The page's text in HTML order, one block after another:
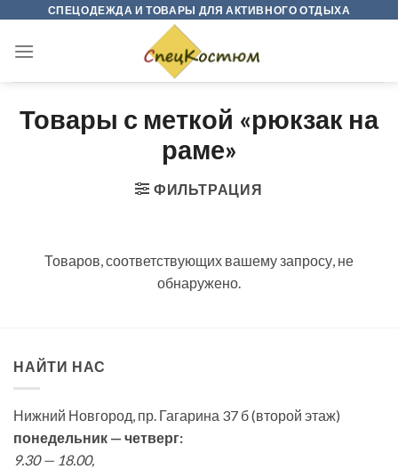
content
СПЕЦОДЕЖДА И ТОВАРЫ ДЛЯ АКТИВНОГО ОТДЫХА
Товары с меткой «рюкзак на
раме»
ФИЛЬТРАЦИЯ
Товаров, соответствующих вашему запросу, не
обнаружено.
НАЙТИ НАС
Нижний Новгород, пр. Гагарина 37 б (второй этаж)
понедельник — четверг:
9.30 — 18.00,